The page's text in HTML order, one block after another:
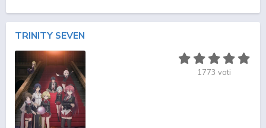
TRINITY SEVEN
1773 voti